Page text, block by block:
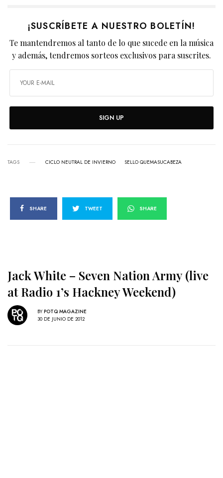
¡SUSCRÍBETE A NUESTRO BOLETÍN!
Te mantendremos al tanto de lo que sucede en la música
y además, tendremos sorteos exclusivos para suscrites.
SIGN UP
TAGS CICLO NEUTRAL DE INVIERNO SELLO QUEMASUCABEZA
SHARE TWEET SHARE
Jack White – Seven Nation Army (live
at Radio 1’s Hackney Weekend)
BY POTQ MAGAZINE
30 DE JUNIO DE 2012